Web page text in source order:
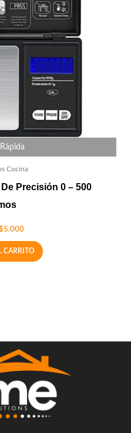
Cocina
Precisión 0 – 500
5.000
CARRITO